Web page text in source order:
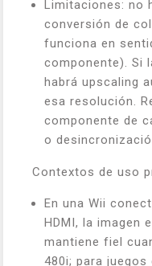
Limitaciones: no
conversión de
funciona en
componente). Si
habrá upscaling
esa resolución.
componente de
o
Contextos de uso
En una Wii
HDMI, la imagen
mantiene fiel
480i; para juegos